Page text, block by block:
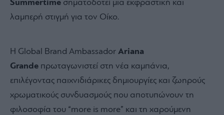
Summertime σηματοδοτεί μια εκφραστική και
λαμπερή στιγμή για τον Οίκο.
Η Global Brand Ambassador Ariana
Grande πρωταγωνιστεί στη νέα καμπάνια,
επιλέγοντας παιχνιδιάρικες δημιουργίες και ζωηρούς
χρωματικούς συνδυασμούς που αποτυπώνουν τη
φιλοσοφία του “more is more” και τη χαρούμενη